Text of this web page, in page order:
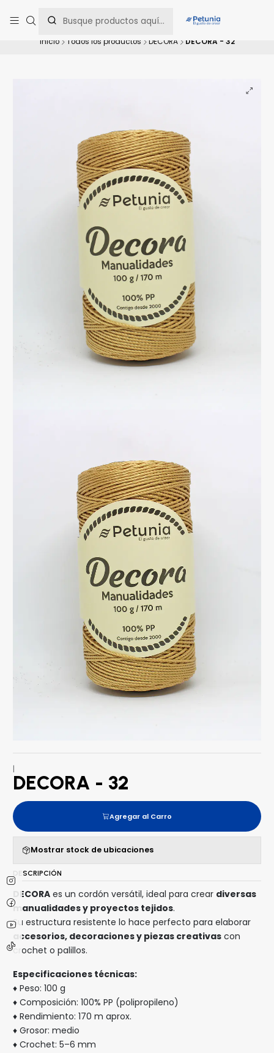
una asesoría personalizada.
Inicio Todos los productos DECORA DECORA - 32
DECORA - 32
Agregar al Carro
Mostrar stock de ubicaciones
DESCRIPCIÓN
DECORA es un cordón versátil, ideal para crear diversas
manualidades y proyectos tejidos.
Su estructura resistente lo hace perfecto para elaborar
accesorios, decoraciones y piezas creativas con
crochet o palillos.
Especificaciones técnicas:
♦ Peso: 100 g
♦ Composición: 100% PP (polipropileno)
♦ Rendimiento: 170 m aprox.
♦ Grosor: medio
♦ Crochet: 5–6 mm